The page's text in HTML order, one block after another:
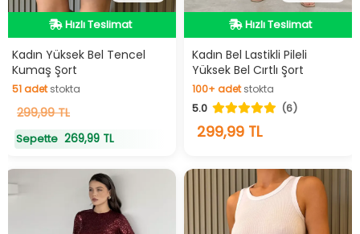
Hızlı Teslimat
Hızlı Teslimat
Kadın Yüksek Bel Tencel
Kumaş Şort
51adetstokta
51adetstokta
299,99 TL
Sepette 269,99 TL
Hızlı Teslimat
Videolu Ürün
Hızlı Teslimat
Kadın Bel Lastikli Pileli
Yüksek Bel Cırtlı Şort
100+ adetstokta
100+adetstokta
5.0 (6)
299,99 TL